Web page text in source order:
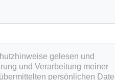
gelesen und
und Verarbeitung meiner
persönlichen